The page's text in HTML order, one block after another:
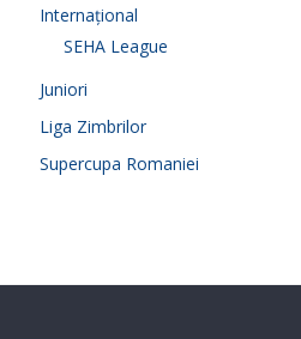
Internațional
SEHA League
Juniori
Liga Zimbrilor
Supercupa Romaniei